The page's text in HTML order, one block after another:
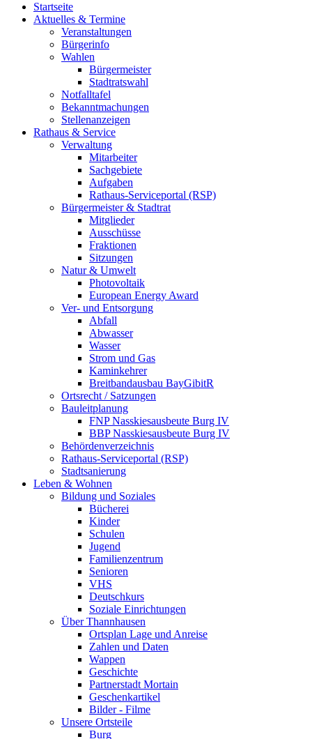
Startseite
Aktuelles & Termine
Veranstaltungen
Bürgerinfo
Wahlen
Bürgermeister
Stadtratswahl
Notfalltafel
Bekanntmachungen
Stellenanzeigen
Rathaus & Service
Verwaltung
Mitarbeiter
Sachgebiete
Aufgaben
Rathaus-Serviceportal (RSP)
Bürgermeister & Stadtrat
Mitglieder
Ausschüsse
Fraktionen
Sitzungen
Natur & Umwelt
Photovoltaik
European Energy Award
Ver- und Entsorgung
Abfall
Abwasser
Wasser
Strom und Gas
Kaminkehrer
Breitbandausbau BayGibitR
Ortsrecht / Satzungen
Bauleitplanung
FNP Nasskiesausbeute Burg IV
BBP Nasskiesausbeute Burg IV
Behördenverzeichnis
Rathaus-Serviceportal (RSP)
Stadtsanierung
Leben & Wohnen
Bildung und Soziales
Bücherei
Kinder
Schulen
Jugend
Familienzentrum
Senioren
VHS
Deutschkurs
Soziale Einrichtungen
Über Thannhausen
Ortsplan Lage und Anreise
Zahlen und Daten
Wappen
Geschichte
Partnerstadt Mortain
Geschenkartikel
Bilder - Filme
Unsere Ortsteile
Burg